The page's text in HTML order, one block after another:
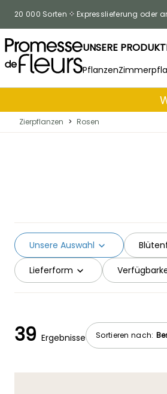
20 000 Sorten Expresslieferung oder
UNSERE
Pflanzen
Zierpflanzen > Rosen
Lieferform
Unsere Auswahl
Sortieren nach:
39 Ergebnisse